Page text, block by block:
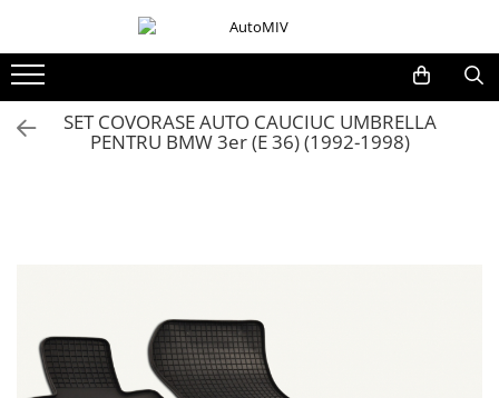
Oferta Saptamanii
Butoane Blocare/Deblocare
Buton Frana
Buton Clapeta Rezervor
SET COVORASE AUTO CAUCIUC UMBRELLA
PENTRU BMW 3er (E 36) (1992-1998)